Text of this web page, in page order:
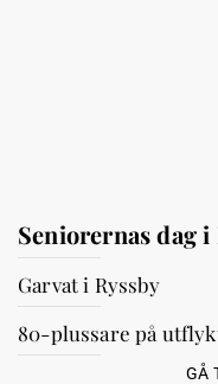
Seniorernas dag
Garvat i Ryssby
80-plussare på
GÅ